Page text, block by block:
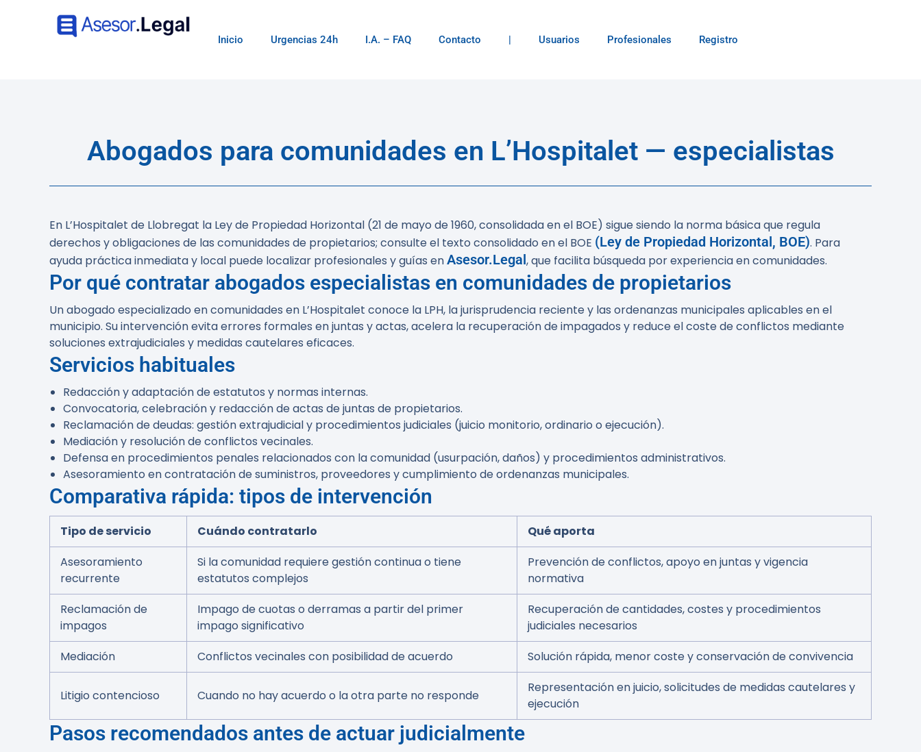
Inicio Urgencias 24h I.A. – FAQ Contacto | Usuarios Profesionales Registro
Abogados para comunidades en L’Hospitalet — especialistas
En L’Hospitalet de Llobregat la Ley de Propiedad Horizontal (21 de mayo de 1960, consolidada en el BOE) sigue siendo la norma básica que regula
derechos y obligaciones de las comunidades de propietarios; consulte el texto consolidado en el BOE (Ley de Propiedad Horizontal, BOE). Para
ayuda práctica inmediata y local puede localizar profesionales y guías enAsesor.Legal, que facilita búsqueda por experiencia en comunidades.
Por qué contratar abogados especialistas en comunidades de propietarios
Un abogado especializado en comunidades en L’Hospitalet conoce la LPH, la jurisprudencia reciente y las ordenanzas municipales aplicables en el
municipio. Su intervención evita errores formales en juntas y actas, acelera la recuperación de impagados y reduce el coste de conflictos mediante
soluciones extrajudiciales y medidas cautelares eficaces.
Servicios habituales
Redacción y adaptación de estatutos y normas internas.
Convocatoria, celebración y redacción de actas de juntas de propietarios.
Reclamación de deudas: gestión extrajudicial y procedimientos judiciales (juicio monitorio, ordinario o ejecución).
Mediación y resolución de conflictos vecinales.
Defensa en procedimientos penales relacionados con la comunidad (usurpación, daños) y procedimientos administrativos.
Asesoramiento en contratación de suministros, proveedores y cumplimiento de ordenanzas municipales.
Comparativa rápida: tipos de intervención
Tipo de servicio Cuándo contratarlo
Qué aporta
Asesoramiento
recurrente
Si la comunidad requiere gestión continua o tiene
estatutos complejos
Prevención de conflictos, apoyo en juntas y vigencia
normativa
Reclamación de
impagos
Impago de cuotas o derramas a partir del primer
impago significativo
Recuperación de cantidades, costes y procedimientos
judiciales necesarios
Mediación
Conflictos vecinales con posibilidad de acuerdo Solución rápida, menor coste y conservación de convivencia
Litigio contencioso Cuando no hay acuerdo o la otra parte no responde
Representación en juicio, solicitudes de medidas cautelares y
ejecución
Pasos recomendados antes de actuar judicialmente